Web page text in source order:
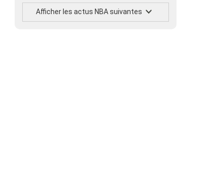
Afficher les actus NBA suivantes